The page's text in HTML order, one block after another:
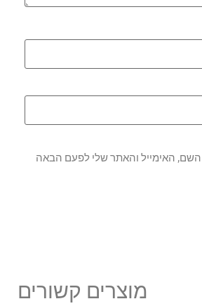
האימייל והאתר שלי לפעם הבאה
מוצרים קשורים